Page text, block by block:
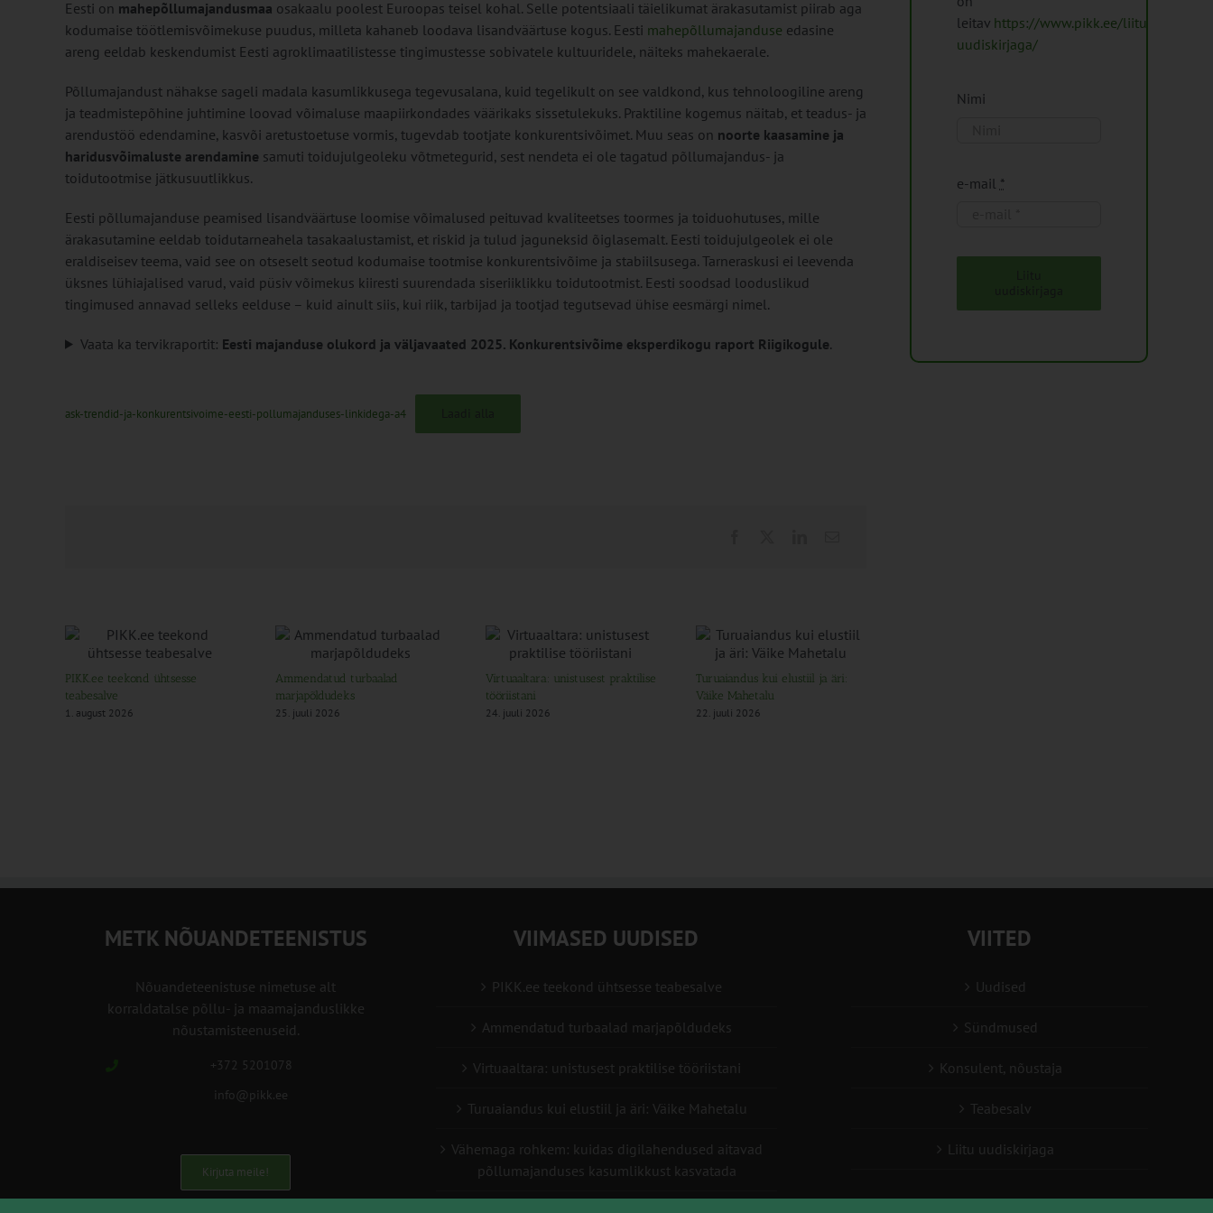
Eesti on mahepõllumajandusmaa osakaalu poolest Euroopas teisel kohal. Selle potentsiaali täielikumat ärakasutamist piirab aga
kodumaise töötlemisvõimekuse puudus, milleta kahaneb loodava lisandväärtuse kogus. Eesti mahepõllumajanduse edasine
areng eeldab keskendumist Eesti agroklimaatilistesse tingimustesse sobivatele kultuuridele, näiteks mahekaerale.
Põllumajandust nähakse sageli madala kasumlikkusega tegevusalana, kuid tegelikult on see valdkond, kus tehnoloogiline areng
ja teadmistepõhine juhtimine loovad võimaluse maapiirkondades väärikaks sissetulekuks. Praktiline kogemus näitab, et teadus- ja
arendustöö edendamine, kasvõi aretustoetuse vormis, tugevdab tootjate konkurentsivõimet. Muu seas on noorte kaasamine ja
haridusvõimaluste arendamine samuti toidujulgeoleku võtmetegurid, sest nendeta ei ole tagatud põllumajandus- ja
toidutootmise jätkusuutlikkus.
Eesti põllumajanduse peamised lisandväärtuse loomise võimalused peituvad kvaliteetses toormes ja toiduohutuses, mille
ärakasutamine eeldab toidutarneahela tasakaalustamist, et riskid ja tulud jaguneksid õiglasemalt. Eesti toidujulgeolek ei ole
eraldiseisev teema, vaid see on otseselt seotud kodumaise tootmise konkurentsivõime ja stabiilsusega. Tarneraskusi ei leevenda
üksnes lühiajalised varud, vaid püsiv võimekus kiiresti suurendada siseriiklikku toidutootmist. Eesti soodsad looduslikud
tingimused annavad selleks eelduse – kuid ainult siis, kui riik, tarbijad ja tootjad tegutsevad ühise eesmärgi nimel.
Vaata ka tervikraportit: Eesti majanduse olukord ja väljavaated 2025. Konkurentsivõime eksperdikogu raport Riigikogule.
ask-trendid-ja-konkurentsivoime-eesti-pollumajanduses-linkidega-a4
PIKK.ee teekond ühtsesse
teabesalve
1. august 2026
Ammendatud turbaalad
marjapõldudeks
25. juuli 2026
Virtuaaltara: unistusest praktilise
tööriistani
24. juuli 2026
Turuaiandus kui elustiil ja äri:
Väike Mahetalu
22. juuli 2026
leitav https://www.pikk.ee/liitu-
uudiskirjaga/
Nimi
e-mail *
METK NÕUANDETEENISTUS
Nõuandeteenistuse nimetuse alt
korraldatalse põllu- ja maamajanduslikke
nõustamisteenuseid.
+372 5201078
info@pikk.ee
Kirjuta meile!
VIIMASED UUDISED
PIKK.ee teekond ühtsesse teabesalve
Ammendatud turbaalad marjapõldudeks
Virtuaaltara: unistusest praktilise tööriistani
Turuaiandus kui elustiil ja äri: Väike Mahetalu
Vähemaga rohkem: kuidas digilahendused aitavad
põllumajanduses kasumlikkust kasvatada
VIITED
Uudised
Sündmused
Konsulent, nõustaja
Teabesalv
Liitu uudiskirjaga